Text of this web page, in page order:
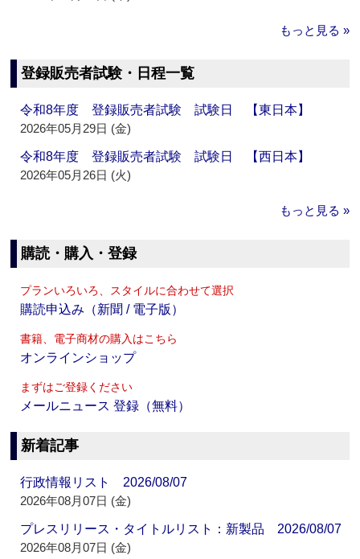
もっと見る »
登録販売者試験・日程一覧
令和8年度 登録販売者試験 試験日 【東日本】
2026年05月29日 (金)
令和8年度 登録販売者試験 試験日 【西日本】
2026年05月26日 (火)
もっと見る »
購読・購入・登録
プランいろいろ、スタイルに合わせて選択
購読申込み（新聞 / 電子版）
書籍、電子商材の購入はこちら
オンラインショップ
まずはご登録ください
メールニュース 登録（無料）
新着記事
行政情報リスト 2026/08/07
2026年08月07日 (金)
プレスリリース・タイトルリスト：新製品 2026/08/07
2026年08月07日 (金)